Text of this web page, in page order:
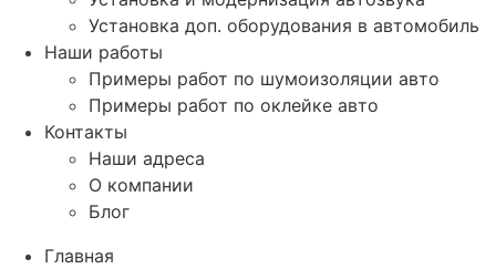
Установка доп. оборудования в автомобиль
Наши работы
Примеры работ по шумоизоляции авто
Примеры работ по оклейке авто
Контакты
Наши адреса
О компании
Блог
Главная